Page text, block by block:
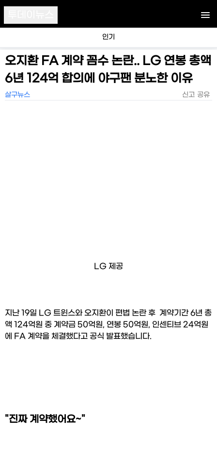
인기
오지환 FA 계약 꼼수 논란.. LG 연봉 총액
6년 124억 합의에 야구팬 분노한 이유
살구뉴스 신고 공유
LG 제공
지난 19일 LG 트윈스와 오지환이 편법 논란 후  계약기간 6년 총
액 124억원 중 계약금 50억원, 연봉 50억원, 인센티브 24억원
에 FA 계약을 체결했다고 공식 발표했습니다.
"진짜 계약했어요~"